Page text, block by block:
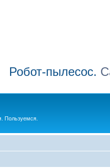
Робот-пылесос.
Пользуемся.